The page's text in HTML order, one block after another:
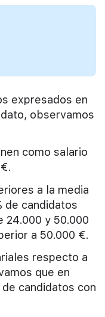
expresados en
observamos
como salario
a la media
de candidatos
24.000 y 50.000
a 50.000 €.
respecto a
que en
candidatos con